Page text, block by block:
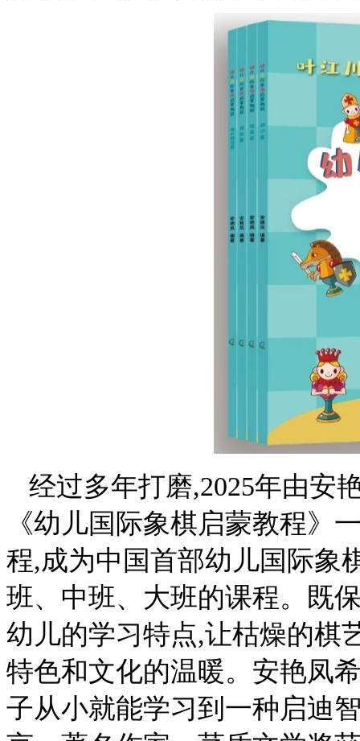
经过多年打磨,2025年由安
《幼儿国际象棋启蒙教程》
程,成为中国首部幼儿国际象
班、中班、大班的课程。既
幼儿的学习特点,让枯燥的棋
特色和文化的温暖。安艳凤
子从小就能学习到一种启迪